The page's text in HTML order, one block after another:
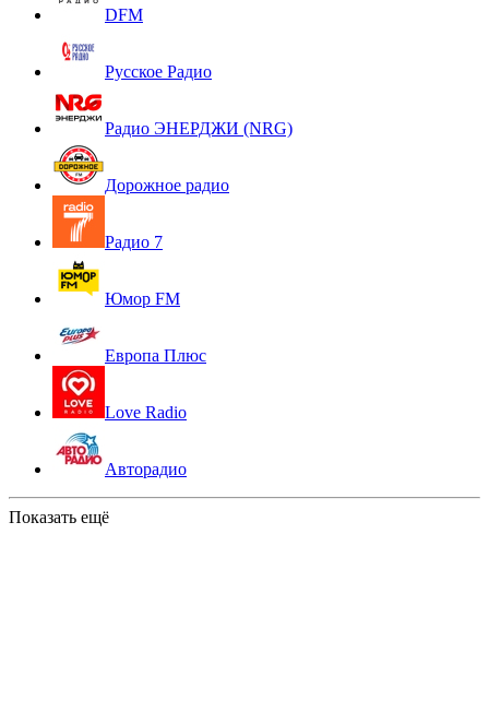
DFM
Русское Радио
Радио ЭНЕРДЖИ (NRG)
Дорожное радио
Радио 7
Юмор FM
Европа Плюс
Love Radio
Авторадио
Показать ещё